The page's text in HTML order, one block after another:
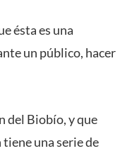
ésta es una
un público, hacer
del Biobío, y que
una serie de